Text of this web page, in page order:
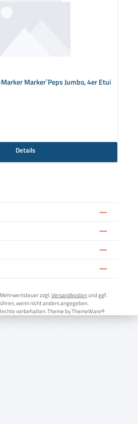
Marker`Peps Jumbo, 4er Etui
Details
zzgl.Versandkostenund ggf.
wenn nicht anders angegeben.
vorbehalten. Theme byThemeWare®